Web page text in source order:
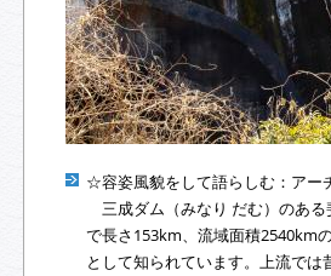
☆容姿風貌をして語らしむ：アー
三成ダム（みなり だむ）のある
で長さ153km、流域面積2540km
として知られています。上流で